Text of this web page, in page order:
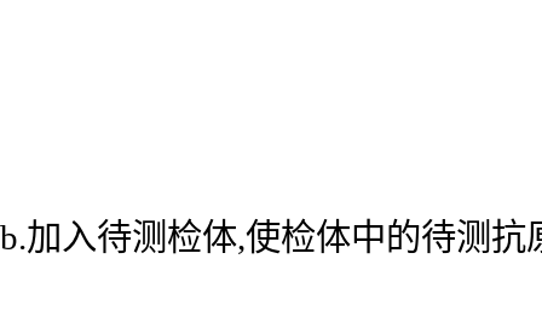
b.加入待测检体,使检体中的待测